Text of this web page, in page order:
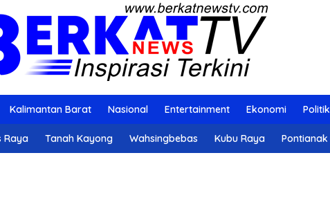
Kalimantan Barat Nasional Entertainment Ekonomi Politik
Raya Tanah Kayong Wahsingbebas Kubu Raya Pontianak